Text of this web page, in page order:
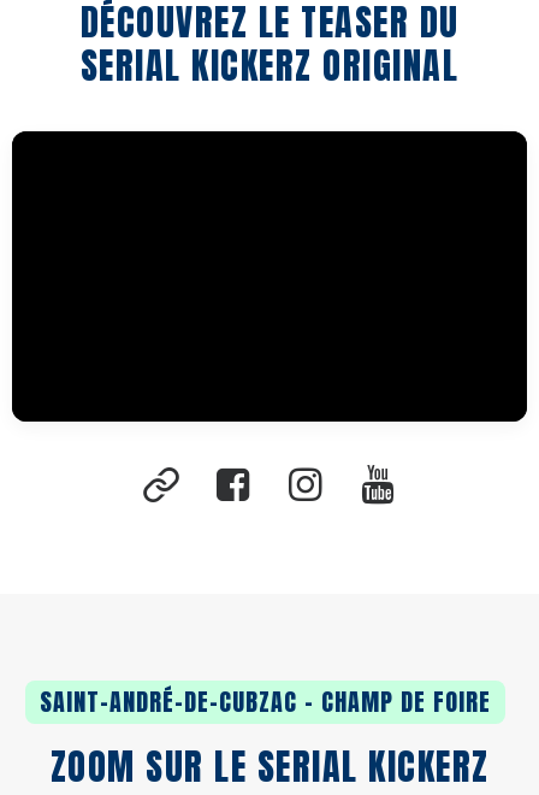
DÉCOUVREZ LE TEASER DU
SERIAL KICKERZ ORIGINAL
SAINT-ANDRÉ-DE-CUBZAC - CHAMP DE FOIRE
ZOOM SUR LE SERIAL KICKERZ